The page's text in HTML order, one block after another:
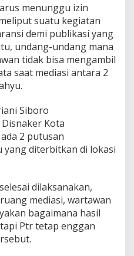
menunggu izin
suatu kegiatan
demi publikasi yang
undang-undang mana
tidak bisa mengambil
saat mediasi antara 2
Siboro
Kota
2 putusan
diterbitkan di lokasi
dilaksanakan,
mediasi, wartawan
bagaimana hasil
Ptr tetap enggan